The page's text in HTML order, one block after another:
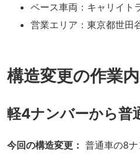
ベース車両：キャリイト
営業エリア：東京都世田
構造変更の作業
軽4ナンバーから普
今回の構造変更： 普通車の8ナ